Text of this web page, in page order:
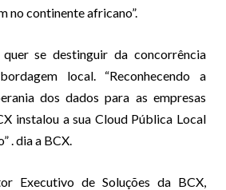
no continente africano”.
se destinguir da concorrência
local. “Reconhecendo a
dos dados para as empresas
instalou a sua Cloud Pública Local
. dia a BCX.
Executivo de Soluções da BCX,